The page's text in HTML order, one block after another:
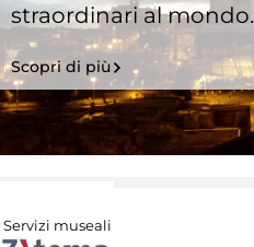
straordinari al mondo.
Scopri di più
Servizi museali